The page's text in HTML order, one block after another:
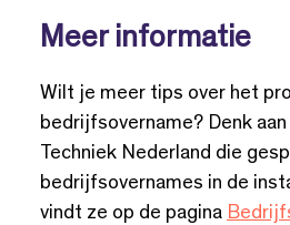
Meer informatie
Wilt je meer tips over het
bedrijfsovername? Denk aan
Techniek Nederland die
bedrijfsovernames in de
vindt ze op de pagina